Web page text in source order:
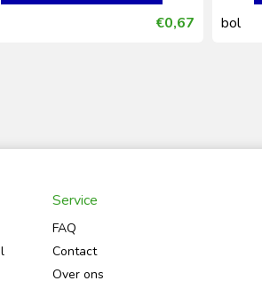
€0,67 bol
Service
FAQ
Contact
Over ons